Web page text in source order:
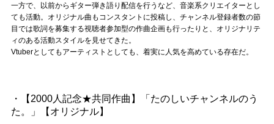
muevoクラウドファンディング
muevoコミュニティ
ぶいマガ！ by muevo
一方で、以前からギター弾き語り配信を行うなど、音楽系クリエイターとし
ても活動。オリジナル曲もコンスタントに投稿し、チャンネル登録者数の節
目では歌詞を募集する視聴者参加型の作曲企画も行ったりと、オリジナリテ
ィのある活動スタイルを見せてきた。
Vtuberとしてもアーティストとしても、着実に人気を高めている存在だ。
・【2000人記念★共同作曲】「たのしいチャンネルのう
た。」【オリジナル】